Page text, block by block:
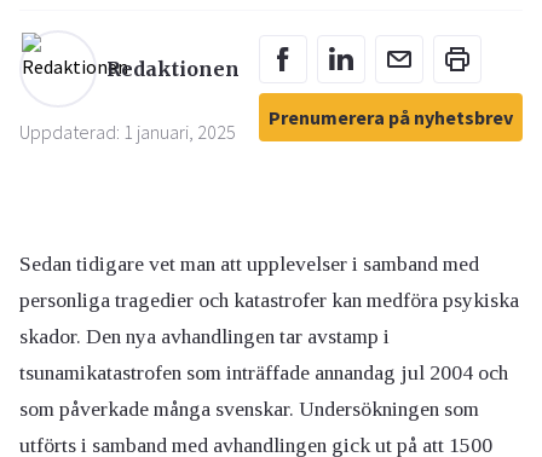
Redaktionen
Uppdaterad: 1 januari, 2025
Prenumerera på nyhetsbrev
Sedan tidigare vet man att upplevelser i samband med
personliga tragedier och katastrofer kan medföra psykiska
skador. Den nya avhandlingen tar avstamp i
tsunamikatastrofen som inträffade annandag jul 2004 och
som påverkade många svenskar. Undersökningen som
utförts i samband med avhandlingen gick ut på att 1500